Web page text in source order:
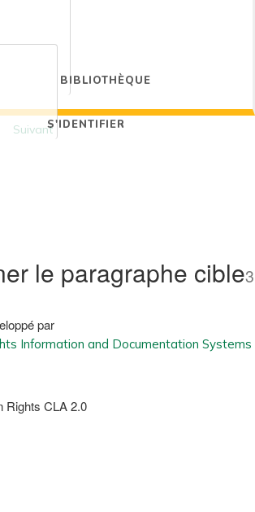
BIBLIOTHÈQUE
S'IDENTIFIER
Suivant
le paragraphe cible3
par
Rights CLA 2.0